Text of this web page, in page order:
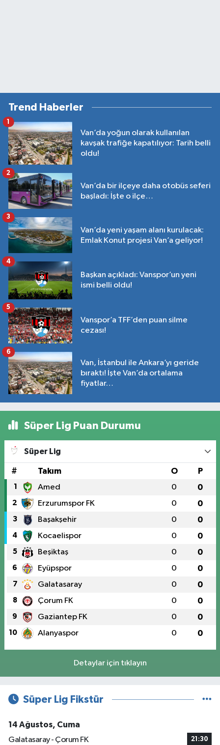
Trend Haberler
Van’da yoğun olarak kullanılan
kavşak trafiğe kapatılıyor: Tarih belli
oldu!
1
Van’da bir ilçeye daha otobüs seferi
başladı: İşte o ilçe…
2
Van’da yeni yaşam alanı kurulacak:
Emlak Konut projesi Van’a geliyor!
3
Başkan açıkladı: Vanspor’un yeni
ismi belli oldu!
4
Vanspor’a TFF’den puan silme
cezası!
5
Van, İstanbul ile Ankara’yı geride
bıraktı! İşte Van’da ortalama
fiyatlar…
6
Süper Lig Puan Durumu
Süper Lig
# Takım O P
1 Amed 0 0
2 Erzurumspor FK 0 0
3 Başakşehir 0 0
4 Kocaelispor 0 0
5 Beşiktaş 0 0
6 Eyüpspor 0 0
7 Galatasaray 0 0
8 Çorum FK 0 0
9 Gaziantep FK 0 0
10 Alanyaspor 0 0
Detaylar için tıklayın
Süper Lig Fikstür
14 Ağustos, Cuma
Galatasaray - Çorum FK
21:30